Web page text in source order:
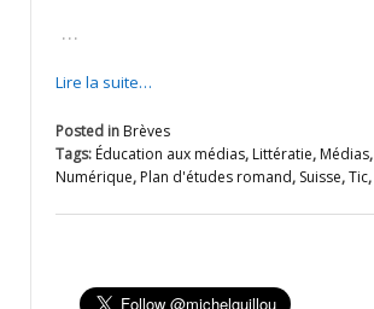
…
Lire la suite…
Posted in Brèves
Tags: Éducation aux médias, Littératie, Médias,
Numérique, Plan d'études romand, Suisse,Tic,